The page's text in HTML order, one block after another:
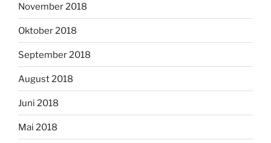
November 2018
Oktober 2018
September 2018
August 2018
Juni 2018
Mai 2018